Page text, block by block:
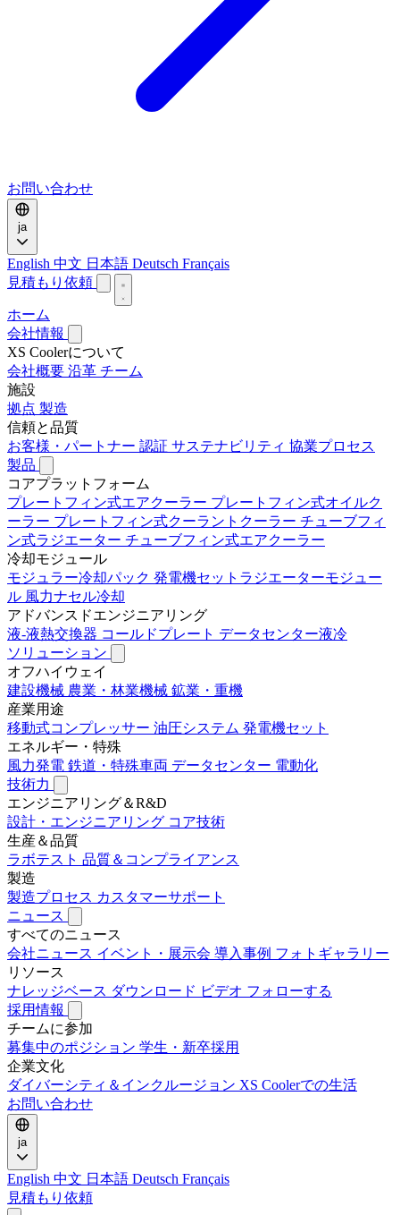
お問い合わせ
ja
English 中文 日本語 Deutsch Français
見積もり依頼
ホーム
会社情報
XS Coolerについて
会社概要 沿革 チーム
施設
拠点 製造
信頼と品質
お客様・パートナー 認証 サステナビリティ 協業プロセス
製品
コアプラットフォーム
プレートフィン式エアクーラー プレートフィン式オイルク
ーラー プレートフィン式クーラントクーラー チューブフィ
ン式ラジエーター チューブフィン式エアクーラー
冷却モジュール
モジュラー冷却パック 発電機セットラジエーターモジュー
ル 風力ナセル冷却
アドバンスドエンジニアリング
液-液熱交換器 コールドプレート データセンター液冷
ソリューション
オフハイウェイ
建設機械 農業・林業機械 鉱業・重機
産業用途
移動式コンプレッサー 油圧システム 発電機セット
エネルギー・特殊
風力発電 鉄道・特殊車両 データセンター 電動化
技術力
エンジニアリング＆R&D
設計・エンジニアリング コア技術
生産＆品質
ラボテスト 品質＆コンプライアンス
製造
製造プロセス カスタマーサポート
ニュース
すべてのニュース
会社ニュース イベント・展示会 導入事例 フォトギャラリー
リソース
ナレッジベース ダウンロード ビデオ フォローする
採用情報
チームに参加
募集中のポジション 学生・新卒採用
企業文化
ダイバーシティ＆インクルージョン XS Coolerでの生活
お問い合わせ
ja
English 中文 日本語 Deutsch Français
見積もり依頼